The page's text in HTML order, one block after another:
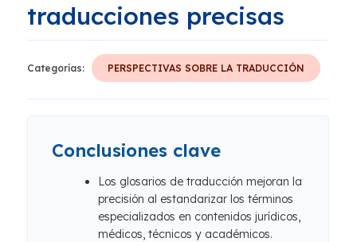
traducciones precisas
Categorías: PERSPECTIVAS SOBRE LA TRADUCCIÓN
Conclusiones clave
Los glosarios de traducción mejoran la
precisión al estandarizar los términos
especializados en contenidos jurídicos,
médicos, técnicos y académicos.